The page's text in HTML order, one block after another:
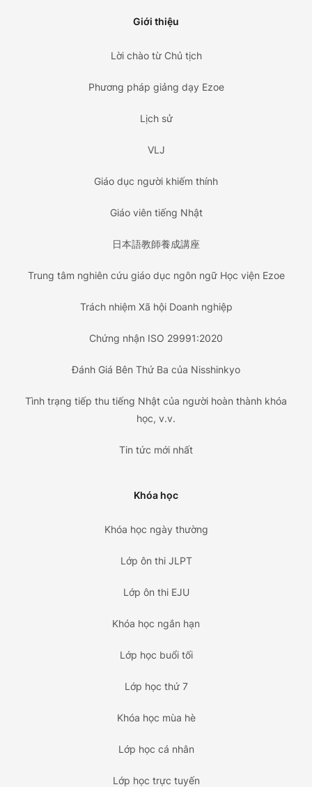
Giới thiệu
Lời chào từ Chủ tịch
Phương pháp giảng dạy Ezoe
Lịch sử
VLJ
Giáo dục người khiếm thính
Giáo viên tiếng Nhật
日本語教師養成講座
Trung tâm nghiên cứu giáo dục ngôn ngữ Học viện Ezoe
Trách nhiệm Xã hội Doanh nghiệp
Chứng nhận ISO 29991:2020
Đánh Giá Bên Thứ Ba của Nisshinkyo
Tình trạng tiếp thu tiếng Nhật của người hoàn thành khóa
học, v.v.
Tin tức mới nhất
Khóa học
Khóa học ngày thường
Lớp ôn thi JLPT
Lớp ôn thi EJU
Khóa học ngắn hạn
Lớp học buổi tối
Lớp học thứ 7
Khóa học mùa hè
Lớp học cá nhân
Lớp học trực tuyến